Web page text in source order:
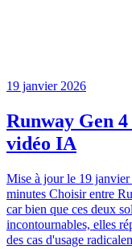
19 janvier 2026
Runway Gen
vidéo IA
Mise à jour le 19
minutes Choisir entre
car bien que ces deux
incontournables, elles
des cas d'usage